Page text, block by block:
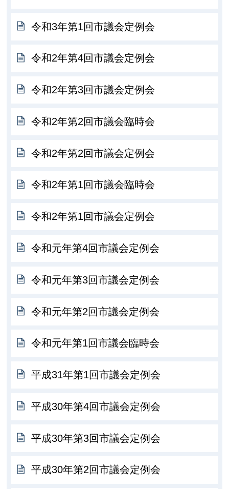
令和3年第1回市議会定例会
令和2年第4回市議会定例会
令和2年第3回市議会定例会
令和2年第2回市議会臨時会
令和2年第2回市議会定例会
令和2年第1回市議会臨時会
令和2年第1回市議会定例会
令和元年第4回市議会定例会
令和元年第3回市議会定例会
令和元年第2回市議会定例会
令和元年第1回市議会臨時会
平成31年第1回市議会定例会
平成30年第4回市議会定例会
平成30年第3回市議会定例会
平成30年第2回市議会定例会